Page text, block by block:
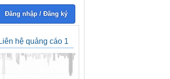
Đăng nhập / Đăng ký
Liên hệ quảng cáo 1